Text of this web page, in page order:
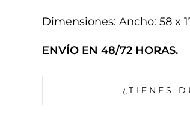
Dimensiones: Ancho: 58 x
ENVÍO EN 48/72 HORAS.
¿TIENES